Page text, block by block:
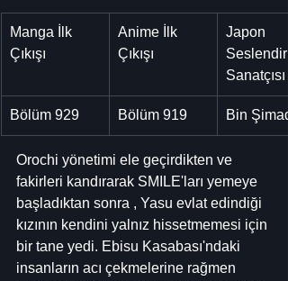
Manga İlk
Çıkışı
Anime İlk
Çıkışı
Japon
Sanatçısı
Bölüm 929 Bölüm 919 Bin
Orochi yönetimi ele geçirdikten ve
fakirleri kandırarak SMILE'ları yemeye
başladıktan sonra , Yasu evlat edindiği
kızının kendini yalnız hissetmemesi için
bir tane yedi. Ebisu Kasabası'ndaki
insanların acı çekmelerine rağmen